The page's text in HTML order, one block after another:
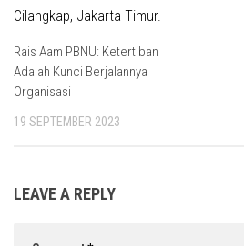
Rais Aam PBNU: Ketertiban
Adalah Kunci Berjalannya
Organisasi
19 SEPTEMBER 2023
LEAVE A REPLY